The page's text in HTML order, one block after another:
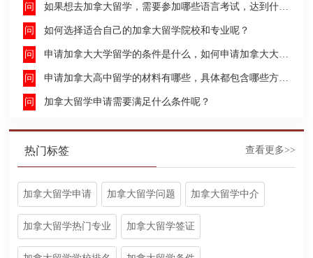
如果想去加拿大留学，需要参加哪些语言考试，达到什么水平才能申请呢？
如何选择适合自己的加拿大留学院校和专业呢？
申请加拿大大学留学的条件是什么，如何申请加拿大大学留学，留学的费用及签证申请流程是什么？
申请加拿大高中留学的材料有哪些，具体都包含哪些方面呢？
加拿大留学申请需要满足什么条件呢？
热门标签 查看更多>>
加拿大留学申请 加拿大留学问题 加拿大留学中介
加拿大留学热门专业 加拿大留学签证